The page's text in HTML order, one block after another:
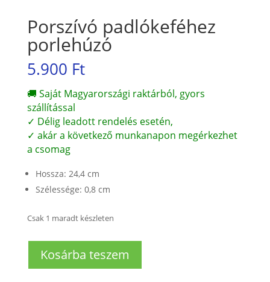
Porszívó padlókeféhez
porlehúzó
5.900 Ft
🚚 Saját Magyarországi raktárból, gyors
szállítással
✓ Délig leadott rendelés esetén,
✓ akár a következő munkanapon megérkezhet
a csomag
Hossza: 24,4 cm
Szélessége: 0,8 cm
Csak 1 maradt készleten
padlókeféhez
Kosárba teszem